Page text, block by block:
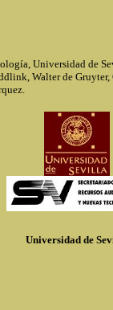
Universidad de
Walter de
Universidad de